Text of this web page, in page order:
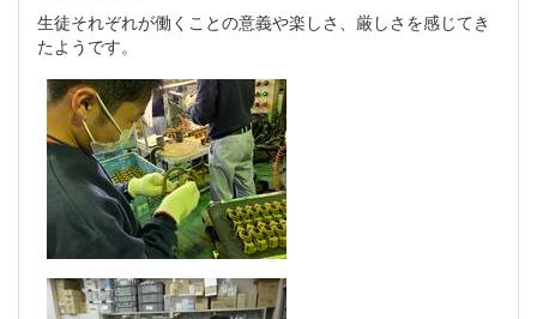
生徒それぞれが働くことの意義や楽しさ、厳しさを感じてき
たようです。